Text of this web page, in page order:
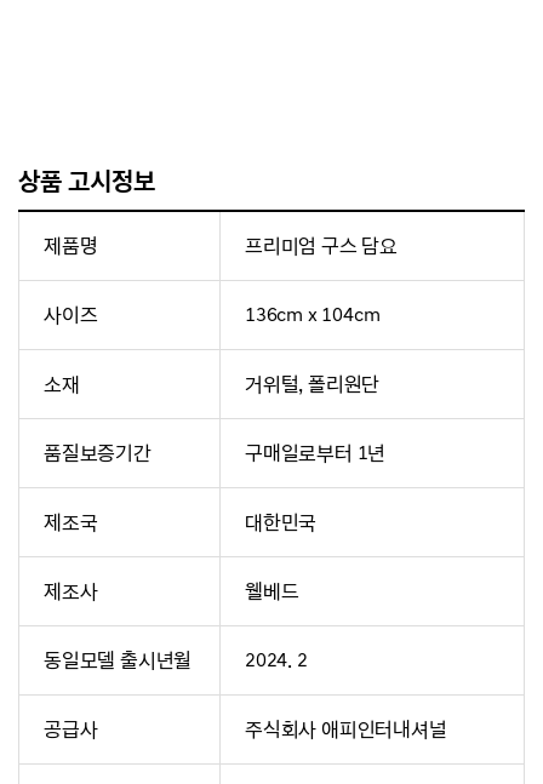
상품 고시정보
제품명 프리미엄 구스 담요
사이즈 136cm x 104cm
소재 거위털, 폴리원단
품질보증기간 구매일로부터 1년
제조국 대한민국
제조사 웰베드
동일모델 출시년월 2024. 2
공급사 주식회사 애피인터내셔널